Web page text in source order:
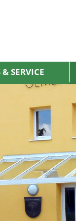
SERVICE